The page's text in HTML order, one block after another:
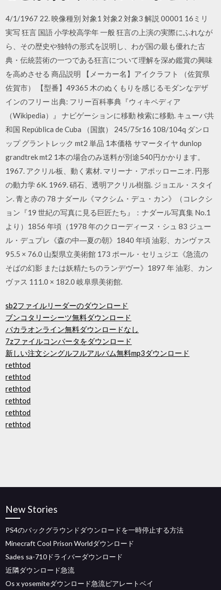
4/1/1967 22. 映像種別 対象1 対象2 対象3 解説 00001 16ミリ
実写 狂言 国語 小学校高学年 一般 狂言の上演の実際にふれなが
ら、その歴史や独特の形式を説明し、わが国の最も優れた古
典・伝統芸術の一つである狂言について理解を深め鑑賞の興味
を高めさせる 商品説明 【メーカー名】アイクラフト （佐賀県
佐賀市） 【型番】49365 木のぬくもりを感じるモダンなデザ
インのフリー 出典: フリー百科事典『ウィキペディア
（Wikipedia）』 ナビゲーションに移動 検索に移動. キューバ共
和国 República de Cuba （国旗） 245/75r16 108/104q ダンロ
ップ グラントレック mt2 単品 1本価格 サマータイヤ dunlop
grandtrek mt2 1本の場合のみ送料が別途540円かかります。
1967. アクリル板、動く素材. マリーナ・アポッローニオ. 円形
の動力学 6K. 1969. 硝石、透明アクリル樹脂. ジョエル・スタイ
ン. 青と赤の 78 ナダール《マクシム・デュ・カン》（コレクシ
ョン『19 世紀の写真に見る巨匠たち』：ナダール写真集 No.1
より）1856 年頃（1978 年のクローディーヌ・シュ 83 ジュー
ル・デュプレ《森の中―夏の朝》1840 年頃 油彩、カンヴァス
95.5 × 76.0 山梨県立美術館 173 ポール・セリュジエ《急流の
そばの幻影 または妖精たちのランデヴー》1897 年 油彩、カン
ヴァス 111.0 × 182.0 岐阜県美術館.
sb2ファイルリーダーのダウンロード
ブンコタリーシーツ無料ダウンロード
バカラオンライン無料ダウンロードなし
7zファイルコンバータをダウンロード
新しい注文シングルフルアルバム無料mp3ダウンロード
rethtod
rethtod
rethtod
rethtod
rethtod
rethtod
New Stories
PS4のバックグラウンドダウンロードを一時停止する方法
Minecraft Cool Prison Worldダウンロード
Sades sa-710ドライバーダウンロード
近隣ダウンロード急流
Os x yosemiteダウンロード急流ピアレートベイ